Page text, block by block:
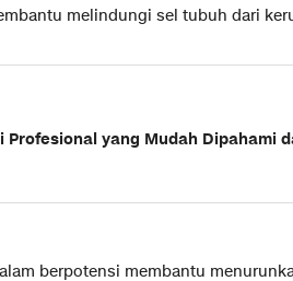
melindungi sel tubuh dari
Profesional yang Mudah Dipahami
berpotensi membantu